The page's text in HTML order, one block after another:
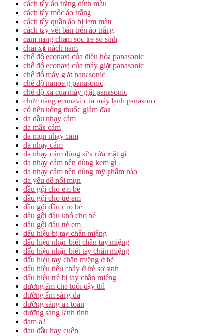
cách tẩy áo trắng dính màu
cách tẩy mốc áo trắng
cách tẩy quần áo bị lem màu
cách tẩy vết bẩn trên áo trắng
cam nang cham soc tre so sinh
chai xịt nách nam
chế độ econavi của điều hòa panasonic
chế độ econavi của máy giặt panasonic
chế độ máy giặt panasonic
chế độ nanoe g panasonic
chế độ xả của máy giặt panasonic
chức năng econavi của máy lạnh panasonic
có nên uống thuốc giảm đau
da dầu nhạy cảm
da mẫn cảm
da mụn nhạy cảm
da nhạy cảm
da nhạy cảm dùng sữa rửa mặt gì
da nhạy cảm nên dùng kem gì
da nhạy cảm nên dùng mỹ phẩm nào
da yếu dễ nổi mụn
dầu gội cho em bé
dầu gội cho trẻ em
dầu gội đầu cho bé
dầu gội đầu khô cho bé
dầu gội đầu trẻ em
dấu hiệu bị tay chân miệng
dấu hiệu nhận biết chân tay miệng
dấu hiệu nhận biết tay chân miệng
dấu hiệu tay chân miệng ở bé
dấu hiệu tiêu chảy ở trẻ sơ sinh
dấu hiệu trẻ bị tay chân miệng
dưỡng ẩm cho tuổi dậy thì
dưỡng ẩm sáng da
dưỡng sáng an toàn
dưỡng sáng lành tính
đạm a2
đau đầu hay quên